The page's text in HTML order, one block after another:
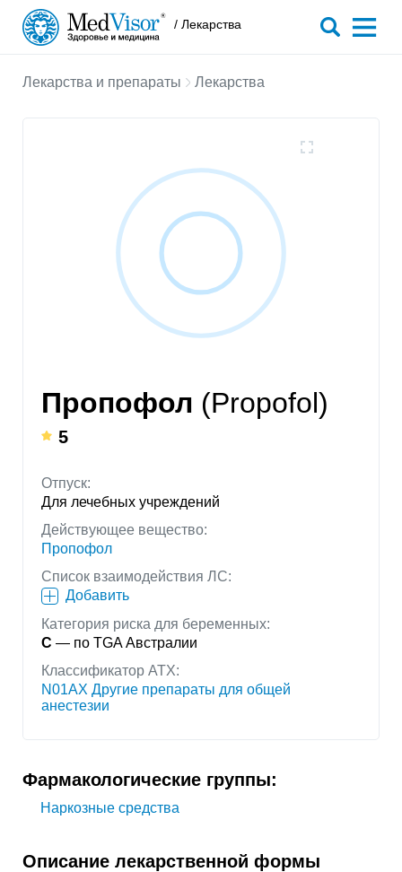
/ Лекарства
Лекарства и препараты Лекарства
Пропофол (Propofol)
5
Отпуск:
Для лечебных учреждений
Действующее вещество:
Пропофол
Список взаимодействия ЛС:
Добавить
Категория риска для беременных:
C — по TGA Австралии
Классификатор АТХ:
N01AX Другие препараты для общей
анестезии
Фармакологические группы:
Наркозные средства
Описание лекарственной формы